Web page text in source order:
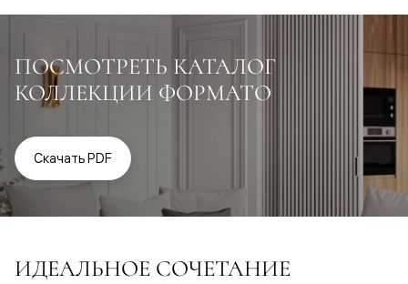
ПОСМОТРЕТЬ КАТАЛОГ
КОЛЛЕКЦИИ ФОРМАТО
Скачать PDF
ИДЕАЛЬНОЕ СОЧЕТАНИЕ